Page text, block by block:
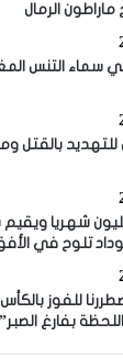
الرمال
سماء التنس
بالقتل
تلوح في
للفوز
بفارغ الصبر”